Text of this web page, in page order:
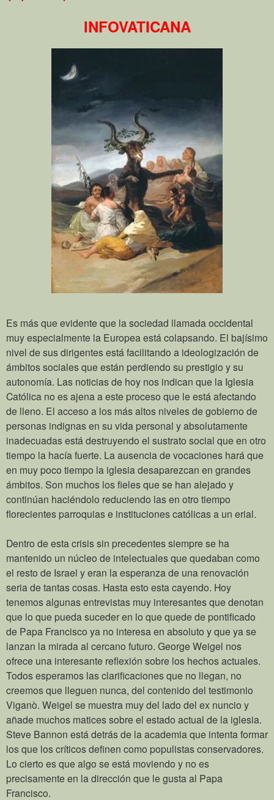
INFOVATICANA
Es más que evidente que la sociedad llamada occidental
muy especialmente la Europea está colapsando. El bajísimo
nivel de sus dirigentes está facilitando a ideologización de
ámbitos sociales que están perdiendo su prestigio y su
autonomía. Las noticias de hoy nos indican que la Iglesia
Católica no es ajena a este proceso que le está afectando
de lleno. El acceso a los más altos niveles de gobierno de
personas indignas en su vida personal y absolutamente
inadecuadas está destruyendo el sustrato social que en otro
tiempo la hacía fuerte. La ausencia de vocaciones hará que
en muy poco tiempo la iglesia desaparezcan en grandes
ámbitos. Son muchos los fieles que se han alejado y
continúan haciéndolo reduciendo las en otro tiempo
florecientes parroquias e instituciones católicas a un erial.
Dentro de esta crisis sin precedentes siempre se ha
mantenido un núcleo de intelectuales que quedaban como
el resto de Israel y eran la esperanza de una renovación
seria de tantas cosas. Hasta esto esta cayendo. Hoy
tenemos algunas entrevistas muy interesantes que denotan
que lo que pueda suceder en lo que quede de pontificado
de Papa Francisco ya no interesa en absoluto y que ya se
lanzan la mirada al cercano futuro. George Weigel nos
ofrece una interesante reflexión sobre los hechos actuales.
Todos esperamos las clarificaciones que no llegan, no
creemos que lleguen nunca, del contenido del testimonio
Viganò. Weigel se muestra muy del lado del ex nuncio y
añade muchos matices sobre el estado actual de la iglesia.
Steve Bannon está detrás de la academia que intenta formar
los que los críticos definen como populistas conservadores.
Lo cierto es que algo se está moviendo y no es
precisamente en la dirección que le gusta al Papa
Francisco.